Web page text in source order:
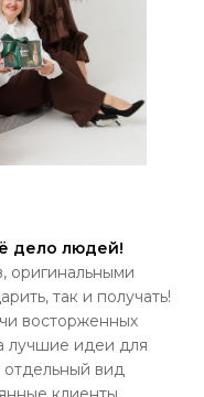
дело людей!
оригинальными
так и получать!
восторженных
лучшие идеи для
вид